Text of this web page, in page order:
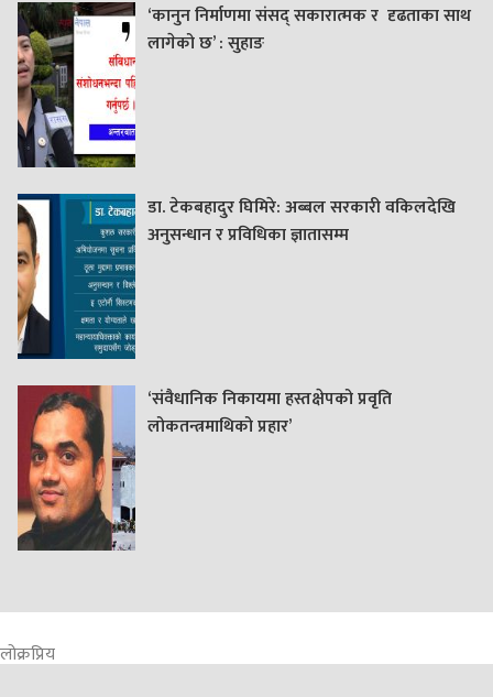
‘कानुन निर्माणमा संसद् सकारात्मक र दृढताका साथ
लागेको छ’ : सुहाङ
डा. टेकबहादुर घिमिरे: अब्बल सरकारी वकिलदेखि
अनुसन्धान र प्रविधिका ज्ञातासम्म
‘संवैधानिक निकायमा हस्तक्षेपको प्रवृति
लोकतन्त्रमाथिको प्रहार’
लोक्रप्रिय